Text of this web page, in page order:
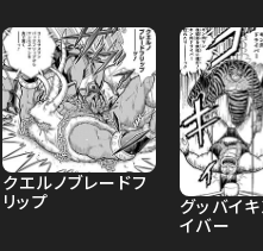
クエルノブレードフ
リップ
グッバイ
イバー